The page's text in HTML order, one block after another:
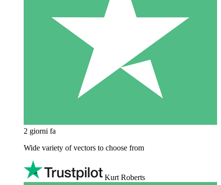
2 giorni fa
Wide variety of vectors to choose from
Kurt Roberts